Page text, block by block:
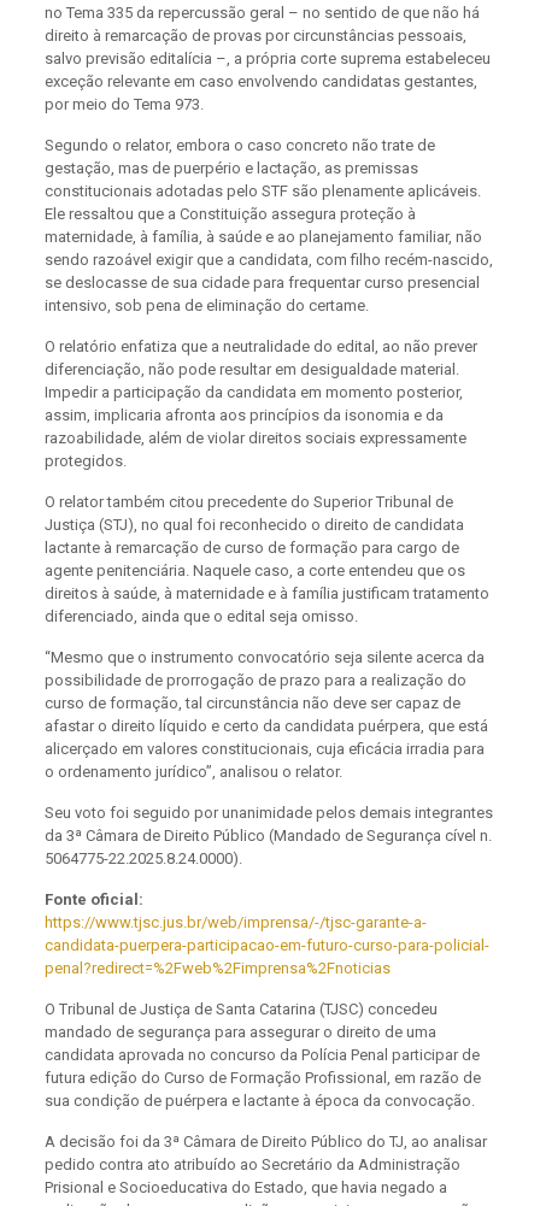
no Tema 335 da repercussão geral – no sentido de que não há
direito à remarcação de provas por circunstâncias pessoais,
salvo previsão editalícia –, a própria corte suprema estabeleceu
exceção relevante em caso envolvendo candidatas gestantes,
por meio do Tema 973.
Segundo o relator, embora o caso concreto não trate de
gestação, mas de puerpério e lactação, as premissas
constitucionais adotadas pelo STF são plenamente aplicáveis.
Ele ressaltou que a Constituição assegura proteção à
maternidade, à família, à saúde e ao planejamento familiar, não
sendo razoável exigir que a candidata, com filho recém-nascido,
se deslocasse de sua cidade para frequentar curso presencial
intensivo, sob pena de eliminação do certame.
O relatório enfatiza que a neutralidade do edital, ao não prever
diferenciação, não pode resultar em desigualdade material.
Impedir a participação da candidata em momento posterior,
assim, implicaria afronta aos princípios da isonomia e da
razoabilidade, além de violar direitos sociais expressamente
protegidos.
O relator também citou precedente do Superior Tribunal de
Justiça (STJ), no qual foi reconhecido o direito de candidata
lactante à remarcação de curso de formação para cargo de
agente penitenciária. Naquele caso, a corte entendeu que os
direitos à saúde, à maternidade e à família justificam tratamento
diferenciado, ainda que o edital seja omisso.
“Mesmo que o instrumento convocatório seja silente acerca da
possibilidade de prorrogação de prazo para a realização do
curso de formação, tal circunstância não deve ser capaz de
afastar o direito líquido e certo da candidata puérpera, que está
alicerçado em valores constitucionais, cuja eficácia irradia para
o ordenamento jurídico”, analisou o relator.
Seu voto foi seguido por unanimidade pelos demais integrantes
da 3ª Câmara de Direito Público (Mandado de Segurança cível n.
5064775-22.2025.8.24.0000).
Fonte oficial:
https://www.tjsc.jus.br/web/imprensa/-/tjsc-garante-a-
candidata-puerpera-participacao-em-futuro-curso-para-policial-
penal?redirect=%2Fweb%2Fimprensa%2Fnoticias
O Tribunal de Justiça de Santa Catarina (TJSC) concedeu
mandado de segurança para assegurar o direito de uma
candidata aprovada no concurso da Polícia Penal participar de
futura edição do Curso de Formação Profissional, em razão de
sua condição de puérpera e lactante à época da convocação.
A decisão foi da 3ª Câmara de Direito Público do TJ, ao analisar
pedido contra ato atribuído ao Secretário da Administração
Prisional e Socioeducativa do Estado, que havia negado a